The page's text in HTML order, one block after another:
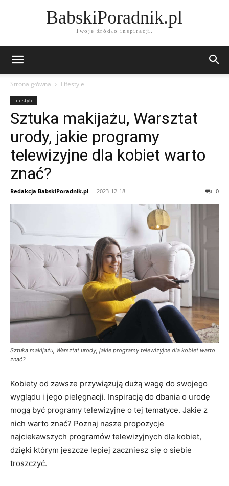
BabskiPoradnik.pl
Twoje źródło inspiracji.
Strona główna Lifestyle
Lifestyle
Sztuka makijażu, Warsztat
urody, jakie programy
telewizyjne dla kobiet warto
znać?
Redakcja BabskiPoradnik.pl - 2023-12-18 0
Sztuka makijażu, Warsztat urody, jakie programy telewizyjne dla kobiet warto
znać?
Kobiety od zawsze przywiązują dużą wagę do swojego
wyglądu i jego pielęgnacji. Inspiracją do dbania o urodę
mogą być programy telewizyjne o tej tematyce. Jakie z
nich warto znać? Poznaj nasze propozycje
najciekawszych programów telewizyjnych dla kobiet,
dzięki którym jeszcze lepiej zaczniesz się o siebie
troszczyć.